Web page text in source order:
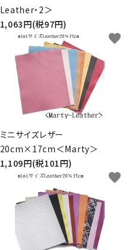
Leather・2＞
1,063円(税97円)
ミニサイズレザー
20cm×17cm＜Marty＞
1,109円(税101円)
favorite
favorite